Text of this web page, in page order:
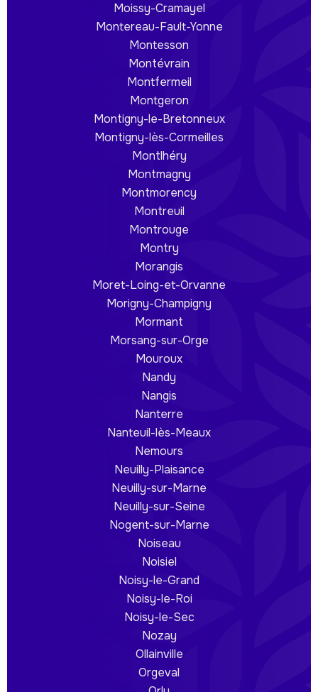
Moissy-Cramayel
Montereau-Fault-Yonne
Montesson
Montévrain
Montfermeil
Montgeron
Montigny-le-Bretonneux
Montigny-lès-Cormeilles
Montlhéry
Montmagny
Montmorency
Montreuil
Montrouge
Montry
Morangis
Moret-Loing-et-Orvanne
Morigny-Champigny
Mormant
Morsang-sur-Orge
Mouroux
Nandy
Nangis
Nanterre
Nanteuil-lès-Meaux
Nemours
Neuilly-Plaisance
Neuilly-sur-Marne
Neuilly-sur-Seine
Nogent-sur-Marne
Noiseau
Noisiel
Noisy-le-Grand
Noisy-le-Roi
Noisy-le-Sec
Nozay
Ollainville
Orgeval